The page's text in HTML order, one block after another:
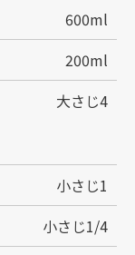
600ml
200ml
大さじ4
小さじ1
小さじ1/4